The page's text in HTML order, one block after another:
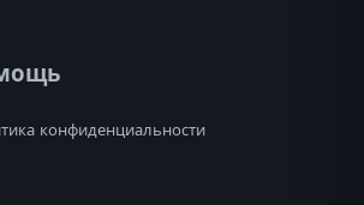
конфиденциальности